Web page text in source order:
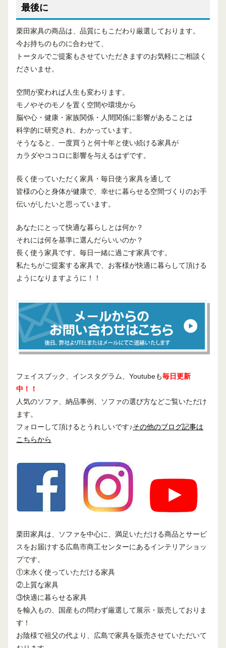
最後に
栗田家具の商品は、品質にもこだわり厳選しております。
今お持ちのものに合わせて、
トータルでご提案もさせていただきますのお気軽にご相談く
ださいませ。
空間が変われば人生も変わります。
モノやそのモノを置く空間や環境から
脳や心・健康・家族関係・人間関係に影響があることは
科学的に研究され、わかっています。
そうなると、一度買うと何十年と使い続ける家具が
カラダやココロに影響を与えるはずです。
長く使っていただく家具・毎日使う家具を通して
皆様の心と身体が健康で、幸せに暮らせる空間づくりのお手
伝いがしたいと思っています。
あなたにとって快適な暮らしとは何か？
それには何を基準に選んだらいいのか？
長く使う家具です。毎日一緒に過ごす家具です。
私たちがご提案する家具で、お客様が快適に暮らして頂ける
ようになりますように！！
フェイスブック、インスタグラム、Youtubeも毎日更新
中！！
人気のソファ、納品事例、ソファの選び方などご覧いただけ
ます。
フォローして頂けるとうれしいです♪その他のブログ記事は
こちらから
栗田家具は、ソファを中心に、満足いただける商品とサービ
スをお届けする広島市商工センターにあるインテリアショッ
プです。
①末永く使っていただける家具
②上質な家具
③快適に暮らせる家具
を輸入もの、国産もの問わず厳選して展示・販売しておりま
す！
お陰様で祖父の代より、広島で家具を販売させていただいて